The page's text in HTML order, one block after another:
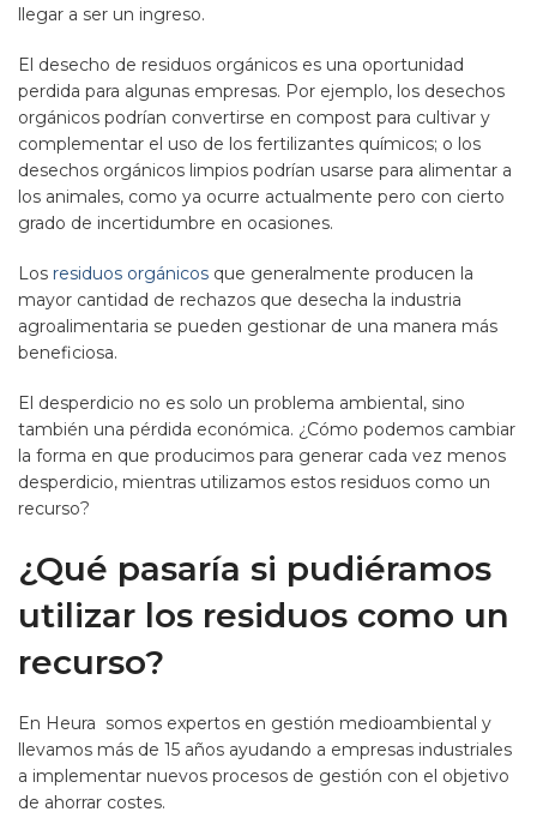
llegar a ser un ingreso.
El desecho de residuos orgánicos es una oportunidad
perdida para algunas empresas. Por ejemplo, los desechos
orgánicos podrían convertirse en compost para cultivar y
complementar el uso de los fertilizantes químicos; o los
desechos orgánicos limpios podrían usarse para alimentar a
los animales, como ya ocurre actualmente pero con cierto
grado de incertidumbre en ocasiones.
Los residuos orgánicos que generalmente producen la
mayor cantidad de rechazos que desecha la industria
agroalimentaria se pueden gestionar de una manera más
beneficiosa.
El desperdicio no es solo un problema ambiental, sino
también una pérdida económica. ¿Cómo podemos cambiar
la forma en que producimos para generar cada vez menos
desperdicio, mientras utilizamos estos residuos como un
recurso?
¿Qué pasaría si pudiéramos
utilizar los residuos como un
recurso?
En Heura somos expertos en gestión medioambiental y
llevamos más de 15 años ayudando a empresas industriales
a implementar nuevos procesos de gestión con el objetivo
de ahorrar costes.